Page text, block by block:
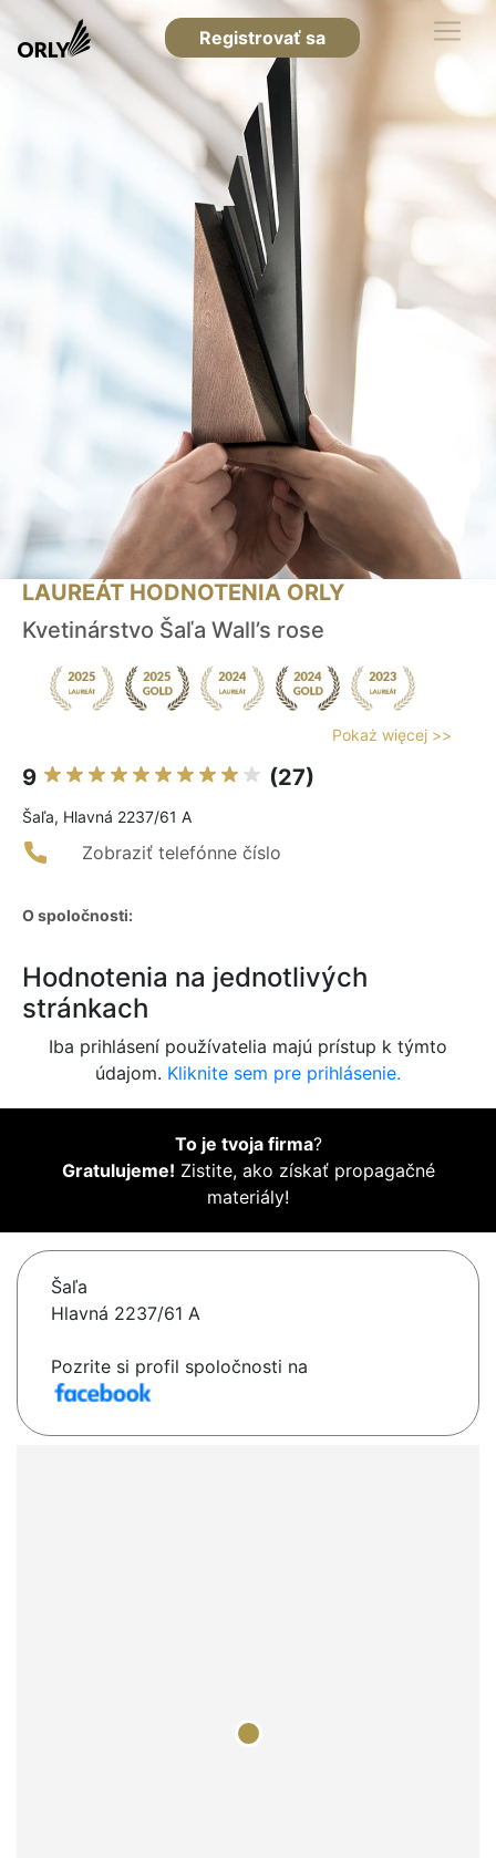
Registrovať sa
LAUREÁT HODNOTENIA ORLY
Kvetinárstvo Šaľa Wall’s rose
Pokaż więcej >>
9 (27)
Šaľa, Hlavná 2237/61 A
Zobraziť telefónne číslo
O spoločnosti:
Hodnotenia na jednotlivých
stránkach
Iba prihlásení používatelia majú prístup k týmto
údajom. Kliknite sem pre prihlásenie.
To je tvoja firma?
Gratulujeme! Zistite, ako získať propagačné
materiály!
Šaľa
Hlavná 2237/61 A
Pozrite si profil spoločnosti na